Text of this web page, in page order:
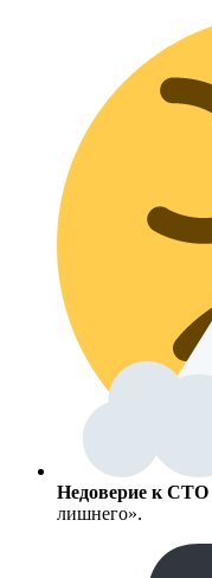
Недоверие к СТО
лишнего».